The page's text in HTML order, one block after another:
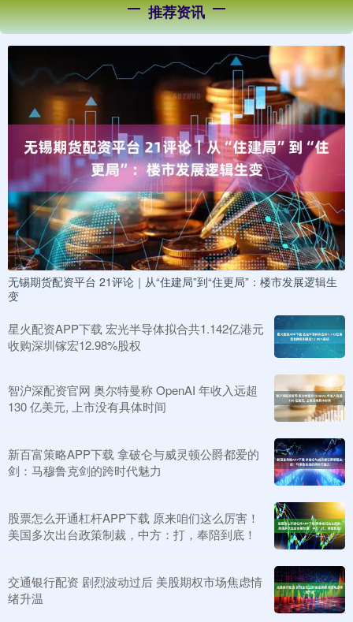
推荐资讯
无锡期货配资平台 21评论｜从“住建局”到“住更局”：楼市发展逻辑生
变
星火配资APP下载 宏光半导体拟合共1.142亿港元
收购深圳镓宏12.98%股权
智沪深配资官网 奥尔特曼称 OpenAI 年收入远超
130 亿美元, 上市没有具体时间
新百富策略APP下载 拿破仑与威灵顿公爵都爱的
剑：马穆鲁克剑的跨时代魅力
股票怎么开通杠杆APP下载 原来咱们这么厉害！
美国多次出台政策制裁，中方：打，奉陪到底！
交通银行配资 剧烈波动过后 美股期权市场焦虑情
绪升温